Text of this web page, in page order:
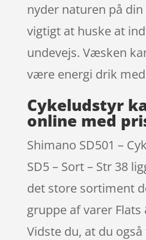
nyder naturen på
vigtigt at huske at
undevejs. Væsken
være energi drik
Cykeludstyr
online med
Shimano SD501 –
SD5 – Sort – Str 38
det store sortiment
gruppe af varer Flats
Vidste du, at du